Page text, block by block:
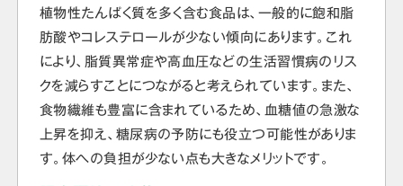
植物性たんぱく質を多く含む食品は、一般的に飽和脂
肪酸やコレステロールが少ない傾向にあります。これ
により、脂質異常症や高血圧などの生活習慣病のリス
クを減らすことにつながると考えられています。また、
食物繊維も豊富に含まれているため、血糖値の急激な
上昇を抑え、糖尿病の予防にも役立つ可能性がありま
す。体への負担が少ない点も大きなメリットです。